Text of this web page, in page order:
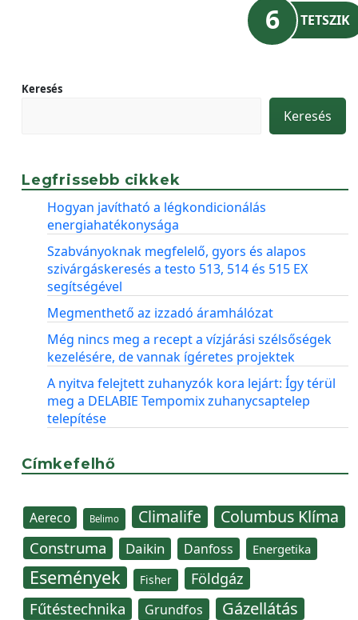
6 TETSZIK
Keresés
Keresés
Legfrissebb cikkek
Hogyan javítható a légkondicionálás
energiahatékonysága
Szabványoknak megfelelő, gyors és alapos
szivárgáskeresés a testo 513, 514 és 515 EX
segítségével
Megmenthető az izzadó áramhálózat
Még nincs meg a recept a vízjárási szélsőségek
kezelésére, de vannak ígéretes projektek
A nyitva felejtett zuhanyzók kora lejárt: Így térül
meg a DELABIE Tempomix zuhanycsaptelep
telepítése
Címkefelhő
Aereco Belimo Climalife Columbus Klíma
Construma Daikin Danfoss Energetika
Események Fisher Földgáz
Fűtéstechnika Grundfos Gázellátás